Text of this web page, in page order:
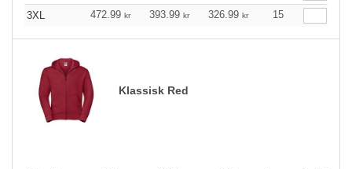
3XL
472.99 kr 393.99 kr 326.99 kr 15
Klassisk Red